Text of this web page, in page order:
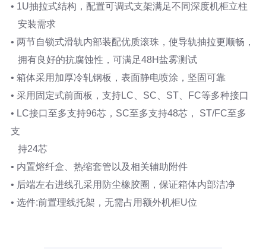
• 1U抽拉式结构，配置可调式支架满足不同深度机柜立柱
安装需求
• 两节自锁式滑轨内部装配优质滚珠，使导轨抽拉更顺畅，
拥有良好的抗腐蚀性，可满足48H盐雾测试
• 箱体采用加厚冷轧钢板，表面静电喷涂，坚固可靠
• 采用固定式前面板，支持LC、SC、ST、FC等多种接口
• LC接口至多支持96芯，SC至多支持48芯， ST/FC至多
支
持24芯
• 内置熔纤盒、热缩套管以及相关辅助附件
• 后端左右进线孔采用防尘橡胶圈，保证箱体内部洁净
• 选件:前置理线托架，无需占用额外机柜U位